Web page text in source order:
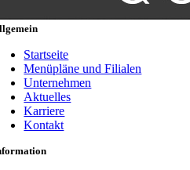
Startseite
Menüpläne und Filialen
Unternehmen
Aktuelles
Karriere
Kontakt